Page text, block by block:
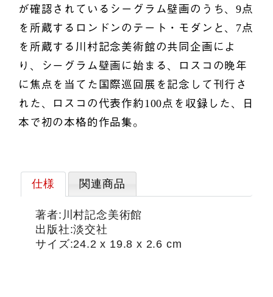
が確認されているシーグラム壁画のうち、9点
を所蔵するロンドンのテート・モダンと、7点
を所蔵する川村記念美術館の共同企画によ
り、シーグラム壁画に始まる、ロスコの晩年
に焦点を当てた国際巡回展を記念して刊行さ
れた、ロスコの代表作約100点を収録した、日
本で初の本格的作品集。
仕様 関連商品
著者:川村記念美術館
出版社:淡交社
サイズ:24.2 x 19.8 x 2.6 cm